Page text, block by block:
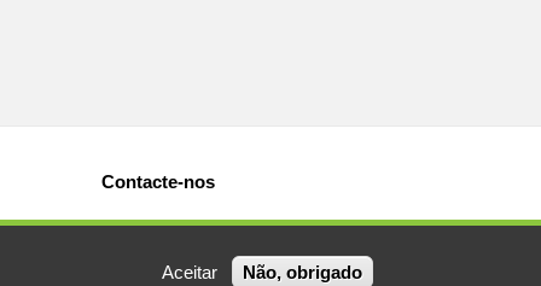
Contacte-nos
Aceitar Não, obrigado